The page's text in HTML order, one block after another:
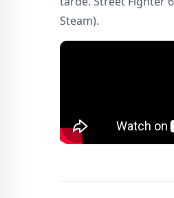
Steam).